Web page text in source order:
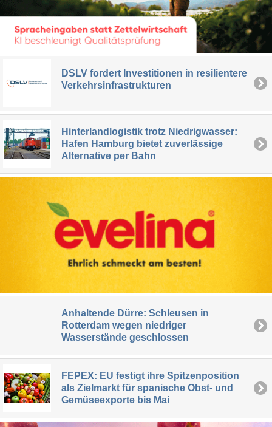
DSLV fordert Investitionen in resilientere
Verkehrsinfrastrukturen
Hinterlandlogistik trotz Niedrigwasser:
Hafen Hamburg bietet zuverlässige
Alternative per Bahn
Anhaltende Dürre: Schleusen in
Rotterdam wegen niedriger
Wasserstände geschlossen
FEPEX: EU festigt ihre Spitzenposition
als Zielmarkt für spanische Obst- und
Gemüseexporte bis Mai